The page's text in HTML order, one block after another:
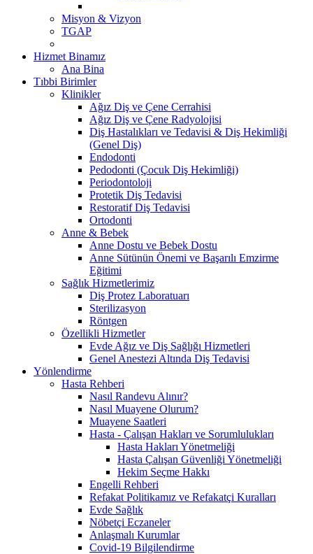
Misyon & Vizyon
TGAP
Hizmet Binamız
Ana Bina
Tıbbi Birimler
Klinikler
Ağız Diş ve Çene Cerrahisi
Ağız Diş ve Çene Radyolojisi
Diş Hastalıkları ve Tedavisi & Diş Hekimliği
(Genel Diş)
Endodonti
Pedodonti (Çocuk Diş Hekimliği)
Periodontoloji
Protetik Diş Tedavisi
Restoratif Diş Tedavisi
Ortodonti
Anne & Bebek
Anne Dostu ve Bebek Dostu
Anne Sütünün Önemi ve Başarılı Emzirme
Eğitimi
Sağlık Hizmetlerimiz
Diş Protez Laboratuarı
Sterilizasyon
Röntgen
Özellikli Hizmetler
Evde Ağız ve Diş Sağlığı Hizmetleri
Genel Anestezi Altında Diş Tedavisi
Yönlendirme
Hasta Rehberi
Nasıl Randevu Alınır?
Nasıl Muayene Olurum?
Muayene Saatleri
Hasta - Çalışan Hakları ve Sorumlulukları
Hasta Hakları Yönetmeliği
Hasta Çalışan Güvenliği Yönetmeliği
Hekim Seçme Hakkı
Engelli Rehberi
Refakat Politikamız ve Refakatçi Kuralları
Evde Sağlık
Nöbetçi Eczaneler
Anlaşmalı Kurumlar
Covid-19 Bilgilendirme